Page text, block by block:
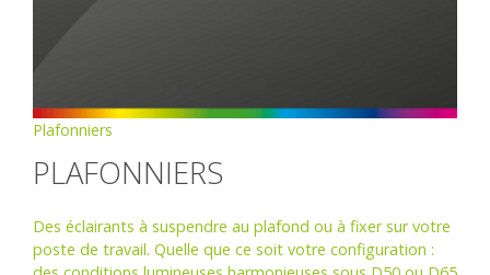
Plafonniers
PLAFONNIERS
Des éclairants à suspendre au plafond ou à fixer sur votre
poste de travail. Quelle que ce soit votre configuration :